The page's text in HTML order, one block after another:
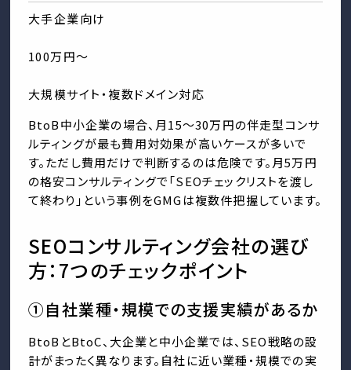
大手企業向け
100万円〜
大規模サイト・複数ドメイン対応
BtoB中小企業の場合、月15〜30万円の伴走型コンサ
ルティングが最も費用対効果が高いケースが多いで
す。ただし費用だけで判断するのは危険です。月5万円
の格安コンサルティングで「SEOチェックリストを渡し
て終わり」という事例をGMGは複数件把握しています。
SEOコンサルティング会社の選び
方：7つのチェックポイント
①自社業種・規模での支援実績があるか
BtoBとBtoC、大企業と中小企業では、SEO戦略の設
計がまったく異なります。自社に近い業種・規模での実